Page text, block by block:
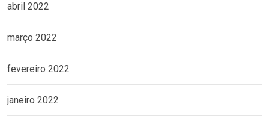
abril 2022
março 2022
fevereiro 2022
janeiro 2022